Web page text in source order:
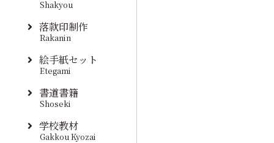
Shakyou
落款印制作
Rakanin
絵手紙セット
Etegami
書道書籍
Shoseki
学校教材
Gakkou Kyozai